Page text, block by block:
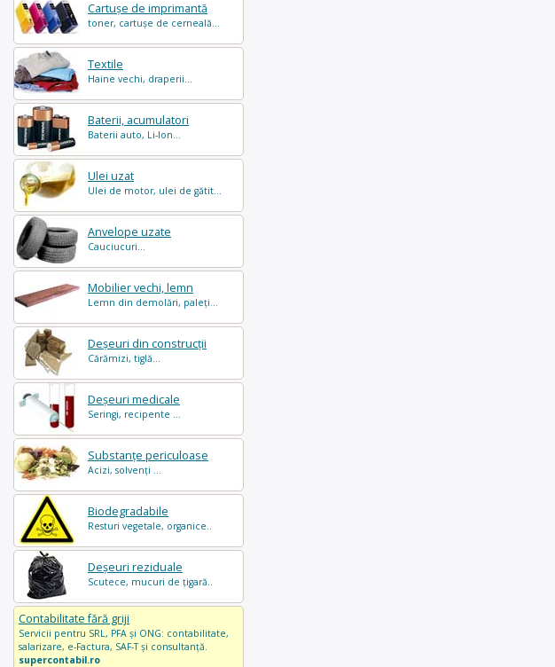
Cartușe de imprimantă
toner, cartușe de cerneală...
Textile
Haine vechi, draperii...
Baterii, acumulatori
Baterii auto, Li-Ion...
Ulei uzat
Ulei de motor, ulei de gătit...
Anvelope uzate
Cauciucuri...
Mobilier vechi, lemn
Lemn din demolări, paleți...
Deșeuri din construcții
Cărămizi, tiglă...
Deșeuri medicale
Seringi, recipente ...
Substanțe periculoase
Acizi, solvenți ...
Biodegradabile
Resturi vegetale, organice..
Deșeuri reziduale
Scutece, mucuri de țigară..
Contabilitate fără griji
Servicii pentru SRL, PFA și ONG: contabilitate,
salarizare, e-Factura, SAF-T și consultanță.
supercontabil.ro